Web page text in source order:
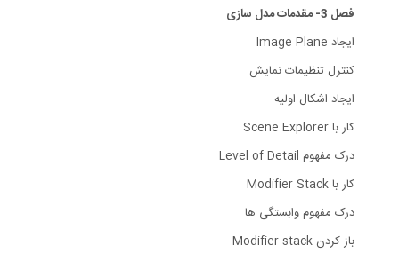
فصل 3- مقدمات مدل سازی
ایجاد Image Plane
کنترل تنظیمات نمایش
ایجاد اشکال اولیه
کار با Scene Explorer
درک مفهوم Level of Detail
کار با Modifier Stack
درک مفهوم وابستگی ها
باز کردن Modifier stack